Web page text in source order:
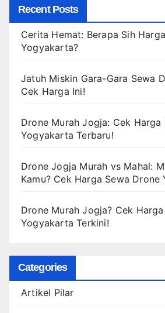
Recent Posts
Cerita Hemat: Berapa Sih
Yogyakarta?
Jatuh Miskin Gara-Gara Sewa
Cek Harga Ini!
Drone Murah Jogja: Cek Harga
Yogyakarta Terbaru!
Drone Jogja Murah vs Mahal:
Kamu? Cek Harga Sewa Drone
Drone Murah Jogja? Cek
Yogyakarta Terkini!
Categories
Artikel Pilar